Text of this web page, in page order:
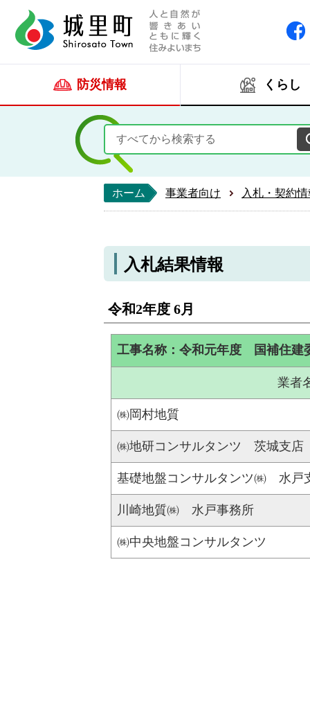
防災情報 くらし
ホーム 事業者向け 入札・契約
入札結果情報
令和2年度 6月
工事名称：令和元年度 国補住建
業者
㈱岡村地質
㈱地研コンサルタンツ 茨城支店
基礎地盤コンサルタンツ㈱ 水戸
川崎地質㈱ 水戸事務所
㈱中央地盤コンサルタンツ